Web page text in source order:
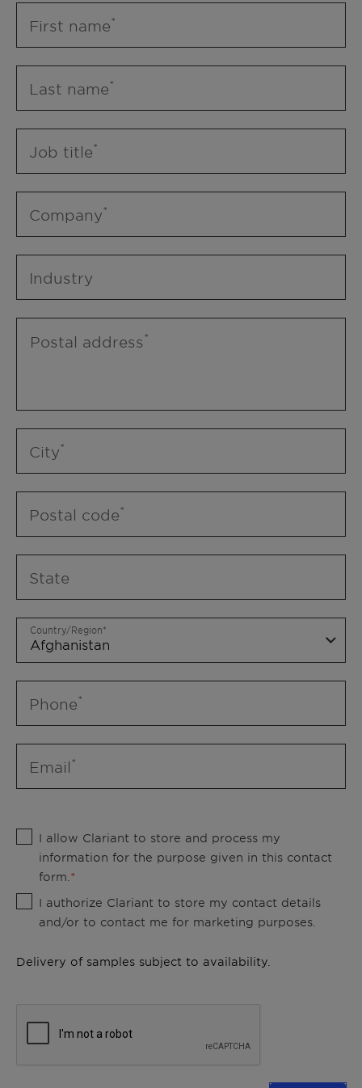
First name
Last name
Job title
Company
Industry
Postal address
City
Postal code
State
Country/Region
Phone
Email
I allow Clariant to store and process my
information for the purpose given in this contact
form.
I authorize Clariant to store my contact details
and/or to contact me for marketing purposes.
Delivery of samples subject to availability.